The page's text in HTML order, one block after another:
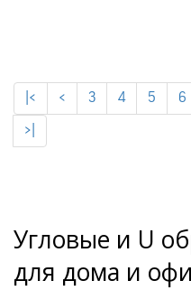
|< < 3 4 5 6
>|
Угловые и U
для дома и